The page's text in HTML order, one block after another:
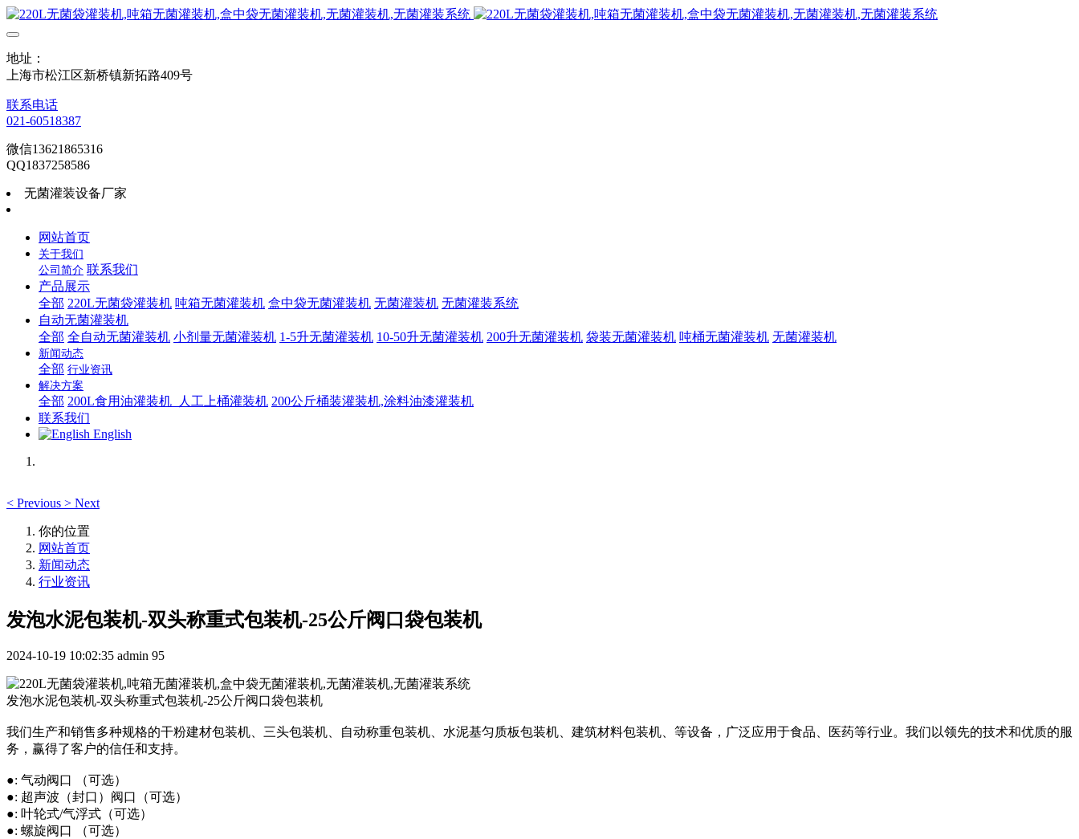
地址：
上海市松江区新桥镇新拓路409号
联系电话
021-60518387
微信13621865316
QQ1837258586
无菌灌装设备厂家
网站首页
关于我们
公司简介 联系我们
产品展示
全部 220L无菌袋灌装机 吨箱无菌灌装机 盒中袋无菌灌装机 无菌灌装机 无菌灌装系统
自动无菌灌装机
全部 全自动无菌灌装机 小剂量无菌灌装机 1-5升无菌灌装机 10-50升无菌灌装机 200升无菌灌装机 袋装无菌灌装机 吨桶无菌灌装机 无菌灌装机
新闻动态
全部 行业资讯
解决方案
全部 200L食用油灌装机_人工上桶灌装机 200公斤桶装灌装机,涂料油漆灌装机
联系我们
English
< Previous > Next
你的位置
网站首页
新闻动态
行业资讯
发泡水泥包装机-双头称重式包装机-25公斤阀口袋包装机
2024-10-19 10:02:35 admin 95
发泡水泥包装机-双头称重式包装机-25公斤阀口袋包装机
我们生产和销售多种规格的干粉建材包装机、三头包装机、自动称重包装机、水泥基匀质板包装机、建筑材料包装机、等设备，广泛应用于食品、医药等行业。我们以领先的技术和优质的服
务，赢得了客户的信任和支持。
●: 气动阀口 （可选）
●: 超声波（封口）阀口（可选）
●: 叶轮式/气浮式（可选）
●: 螺旋阀口 （可选）